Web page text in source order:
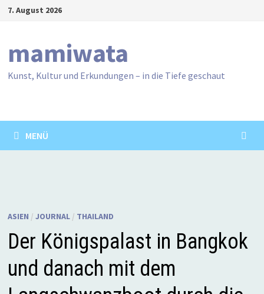
Zum7. August 2026
mamiwata
Kunst, Kultur und Erkundungen – in die Tiefe geschaut
MENÜ
ASIEN / JOURNAL/ THAILAND
Der Königspalast in Bangkok
und danach mit dem